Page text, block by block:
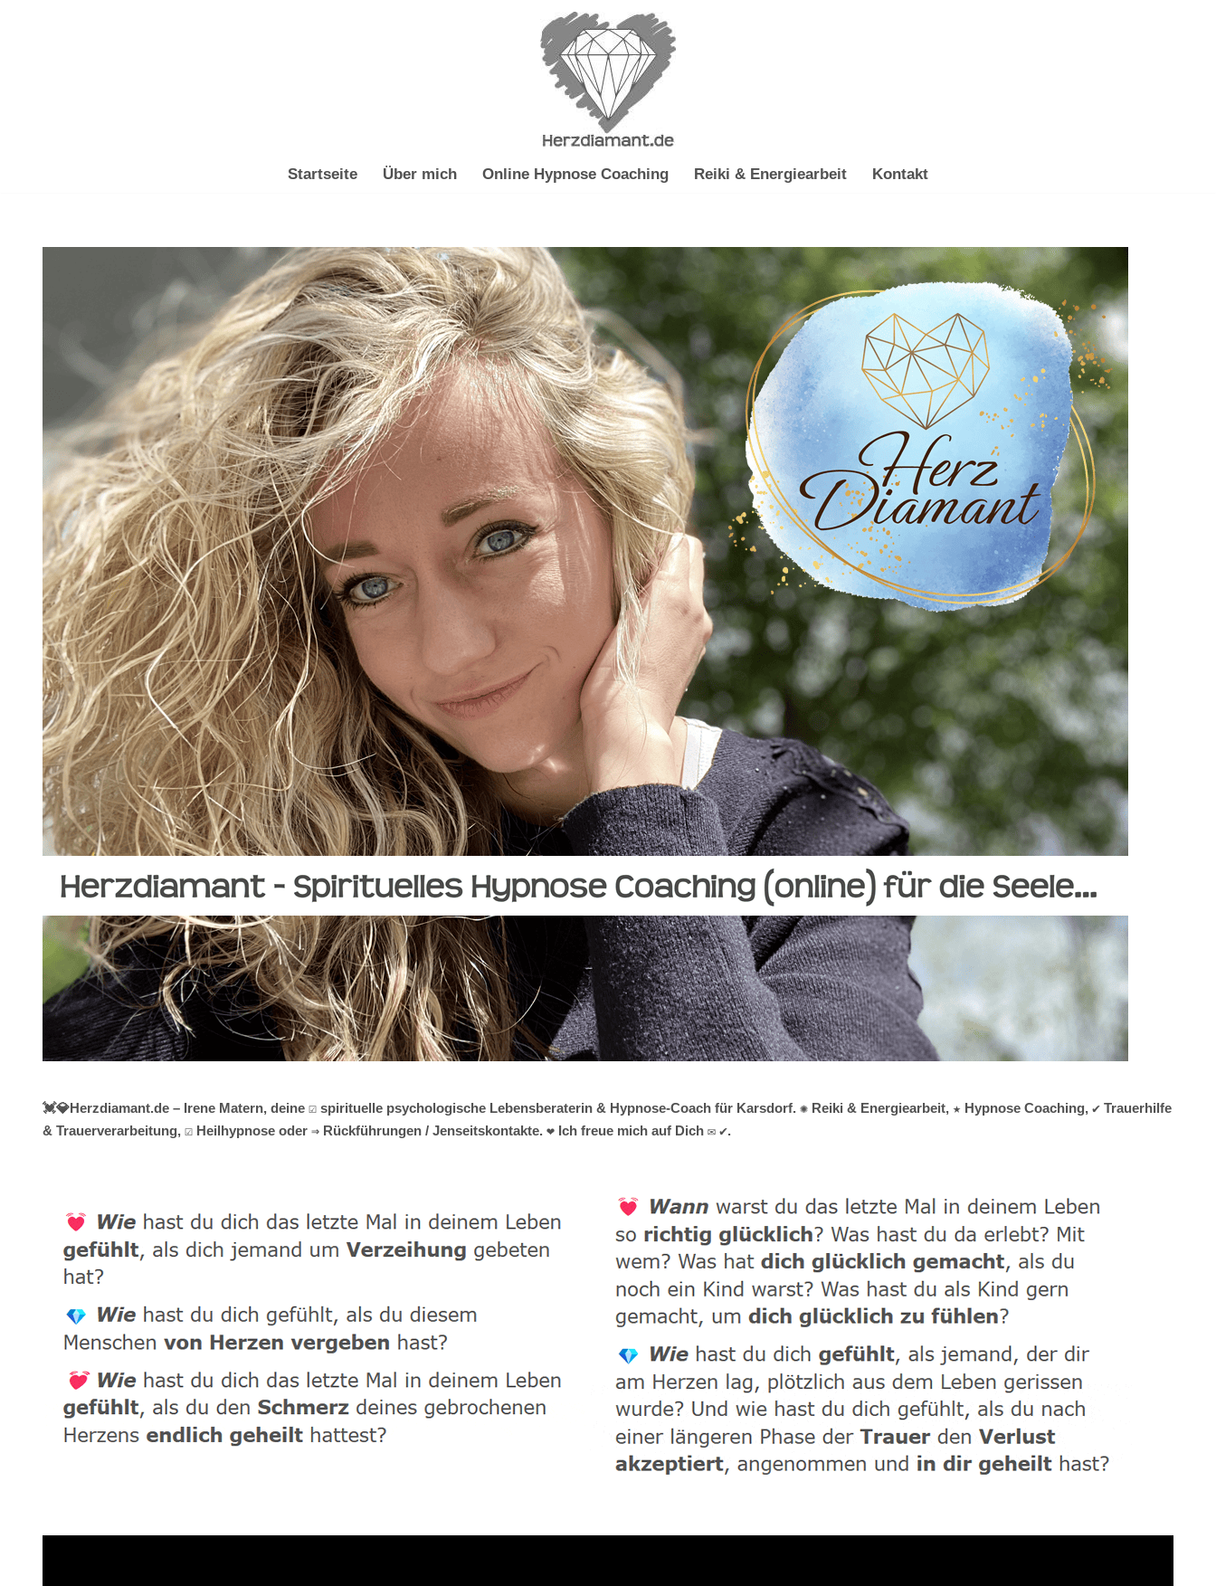
Startseite Über mich Online Hypnose Coaching Reiki & Energiearbeit Kontakt
💓️💎Herzdiamant.de – Irene Matern, deine ☑️ spirituelle psychologische Lebensberaterin & Hypnose-Coach für Karsdorf. ✺ Reiki & Energiearbeit, ★ Hypnose Coaching, ✔️ Trauerhilfe
& Trauerverarbeitung, ☑️ Heilhypnose oder ⇒ Rückführungen / Jenseitskontakte. ❤ Ich freue mich auf Dich ✉ ✔.